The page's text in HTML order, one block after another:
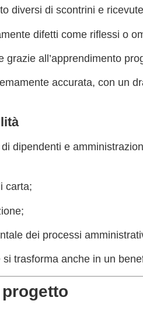
diversi di scontrini e
difetti come riflessi o
grazie all’apprendimento
accurata, con un
dipendenti e
carta;
dei processi
trasforma anche in un